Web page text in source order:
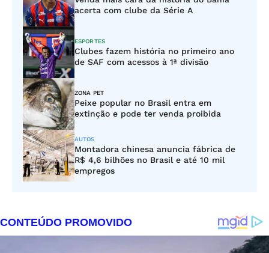
acerta com clube da Série A
ESPORTES
Clubes fazem história no primeiro ano
de SAF com acessos à 1ª divisão
ZONA PET
Peixe popular no Brasil entra em
extinção e pode ter venda proibida
AUTOS
Montadora chinesa anuncia fábrica de
R$ 4,6 bilhões no Brasil e até 10 mil
empregos